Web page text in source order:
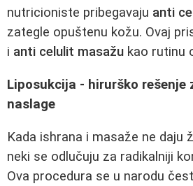
nutricioniste pribegavaju anti
zategle opuštenu kožu. Ovaj
i anti celulit masažu kao rutinu
Liposukcija - hirurško rešenje
naslage
Kada ishrana i masaže ne daju
neki se odlučuju za radikalniji
Ova procedura se u narodu